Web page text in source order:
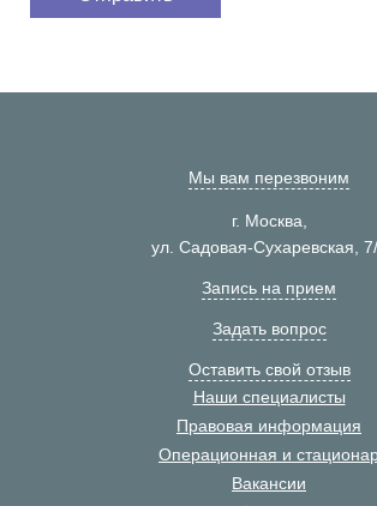
Мы вам перезвоним
г. Москва,
ул. Садовая-Сухаревская,
Запись на прием
Задать вопрос
Оставить свой отзыв
Наши специалисты
Правовая информация
Операционная и
Вакансии